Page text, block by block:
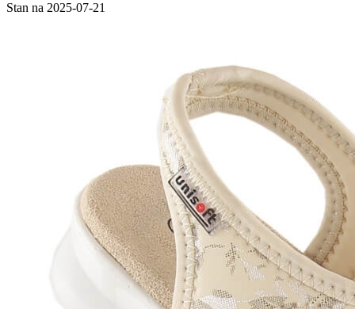
Stan na 2025-07-21